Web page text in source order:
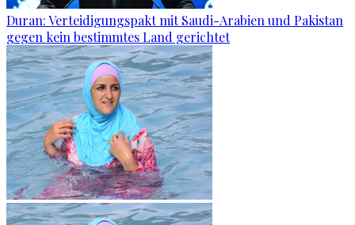
Duran: Verteidigungspakt mit Saudi-Arabien und Pakistan
gegen kein bestimmtes Land gerichtet